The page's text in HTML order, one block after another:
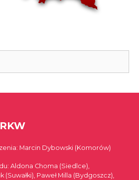
Marcin Dybowski (Komorów)
Aldona Choma (Siedlce),
(Suwałki), Paweł Milla (Bydgoszcz),